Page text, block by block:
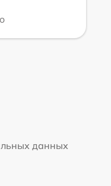
данных